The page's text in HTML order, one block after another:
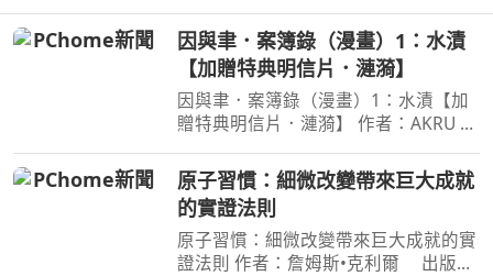
日期：2026-08-06 00:00:00 讀懂商場的起落、情感
的流轉， 在充滿記憶的城市與自己相遇。 人生像一條
因與聿．案簿錄（漫畫）1：水漬
【加贈特典明信片．漣漪】
因與聿．案簿錄（漫畫）1：水漬【加
贈特典明信片．漣漪】 作者：AKRU
2026-08-01 00:00:00 臺日共同製作、
同步連載，人氣漫畫家AKRU．輕小說
天后護玄，強強聯手！人與鬼
原子習慣：細微改變帶來巨大成就
的實證法則
原子習慣：細微改變帶來巨大成就的實
證法則 作者：詹姆斯•克利爾 出版